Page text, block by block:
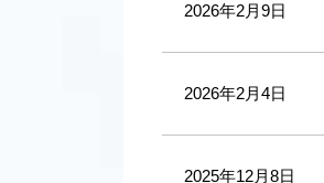
2026年2月9日
2026年2月4日
2025年12月8日